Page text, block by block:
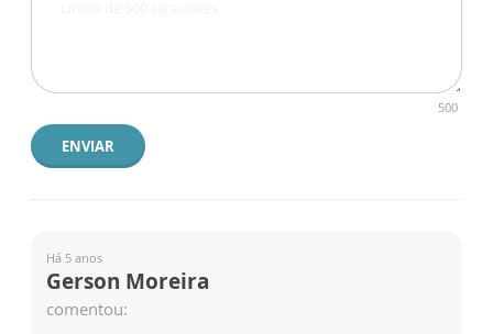
500
ENVIAR
Há 5 anos
Gerson Moreira
comentou: